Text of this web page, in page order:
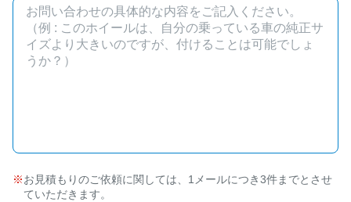
お見積もりのご依頼に関しては、1メールにつき3件までとさせ
ていただきます。